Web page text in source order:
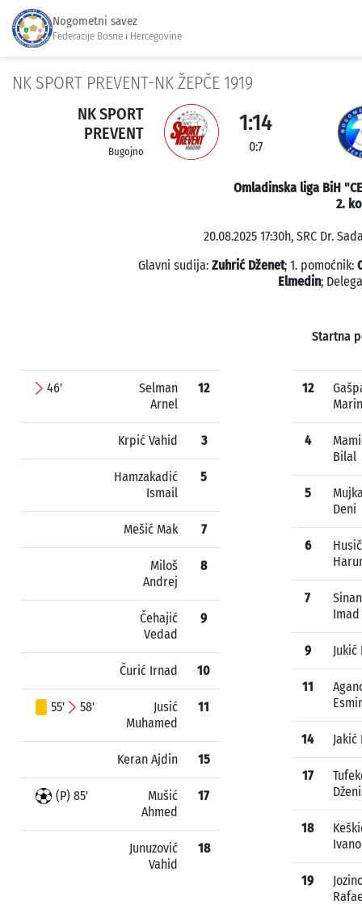
Nogometni savez
Federacije Bosne i Hercegovine
NK SPORT PREVENT-NK ŽEPČE 1919
NK SPORT
PREVENT
Bugojno
1:14
0:7
Omladinska liga BiH
2.
20.08.2025 17:30h, SRC Dr.
Glavni sudija: Zuhrić Dženet; 1. pomoćnik:
Elmedin;
Startna
46'
Selman
Arnel
12
Krpić Vahid 3
Hamzakadić
Ismail
5
Mešić Mak 7
Miloš
Andrej
8
Čehajić
Vedad
9
Čurić Irnad 10
55' 58'
Jusić
Muhamed
11
Keran Ajdin 15
(P) 85'
Mušić
Ahmed
17
Junuzović
Vahid
18
12
Marin
4
Bilal
5
Deni
6
7
Imad
9
11
14 Jakić
17
18
Ivano
19